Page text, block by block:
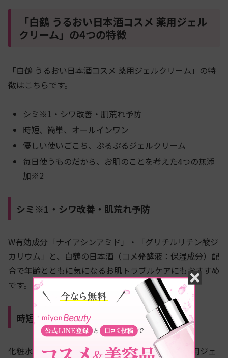
「白鶴 うるおい日本酒コスメ 薬用ジェル
クリーム」の4つの特徴
「白鶴 うるおい日本酒コスメ 薬用ジェルクリーム」の特
徴はこちらです。
シミ※1・シワ改善・肌荒れ予防
時短、簡単、オールインワン
優しい使いごこち、ぷるぷるジェルクリーム
毎日使うものだから、お肌のことを考えた4つの無添
加※2
シミ※1・シワ改善・肌荒れ予防
W有効成分「ナイアシンアミド」・「グリチルリチン酸ジ
カリウム」と、白鶴の日本酒（コメ発酵液：保湿成分）配
合で年齢とともに気になるお肌トラブルケアにもおすすめ
です。
時短、簡単、オールインワン
化粧水・乳液・美容液・クリームが1つになった薬用ジェ